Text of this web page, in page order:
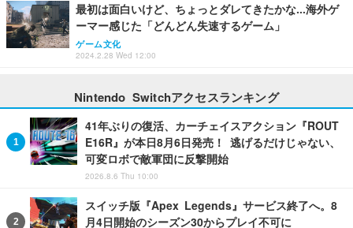
最初は面白いけど、ちょっとダレてきたかな…海外ゲ
ーマー感じた「どんどん失速するゲーム」
ゲーム文化
2024.2.28 Wed 12:00
Nintendo Switchアクセスランキング
41年ぶりの復活、カーチェイスアクション『ROUT
E16R』が本日8月6日発売！ 逃げるだけじゃない、
可変ロボで敵軍団に反撃開始
2026.8.6 Thu 10:00
スイッチ版『Apex Legends』サービス終了へ。8
月4日開始のシーズン30からプレイ不可に